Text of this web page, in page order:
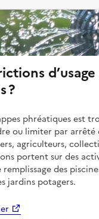
d’usage
?
phréatiques est
ou limiter par arrêté
agriculteurs,
portent sur des
des
jardins potagers.